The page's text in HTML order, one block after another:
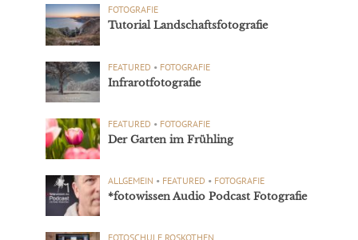
FOTOGRAFIE
Tutorial Landschaftsfotografie
FEATURED • FOTOGRAFIE
Infrarotfotografie
FEATURED • FOTOGRAFIE
Der Garten im Frühling
ALLGEMEIN • FEATURED • FOTOGRAFIE
*fotowissen Audio Podcast Fotografie
FOTOSCHULE ROSKOTHEN